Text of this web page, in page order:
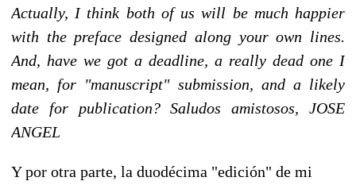
Actually, I think both of us will be much happier
with the preface designed along your own lines.
And, have we got a deadline, a really dead one I
mean, for "manuscript" submission, and a likely
date for publication? Saludos amistosos, JOSE
ANGEL
Y por otra parte, la duodécima "edición" de mi